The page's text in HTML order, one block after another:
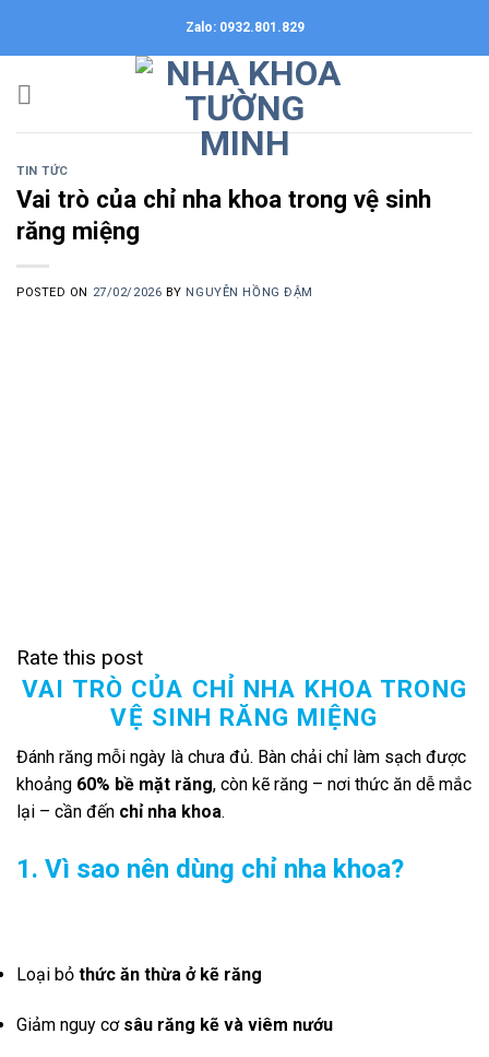
Zalo: 0932.801.829
TIN TỨC
Vai trò của chỉ nha khoa trong vệ sinh
răng miệng
POSTED ON 27/02/2026 BY NGUYỄN HỒNG ĐẬM
Rate this post
VAI TRÒ CỦA CHỈ NHA KHOA TRONG
VỆ SINH RĂNG MIỆNG
Đánh răng mỗi ngày là chưa đủ. Bàn chải chỉ làm sạch được
khoảng 60% bề mặt răng, còn kẽ răng – nơi thức ăn dễ mắc
lại – cần đến chỉ nha khoa.
1. Vì sao nên dùng chỉ nha khoa?
Loại bỏ thức ăn thừa ở kẽ răng
Giảm nguy cơ sâu răng kẽ và viêm nướu